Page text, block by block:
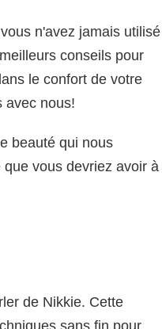
n'avez jamais utilisé
conseils pour
le confort de votre
avec nous!
beauté qui nous
vous devriez avoir à
de Nikkie. Cette